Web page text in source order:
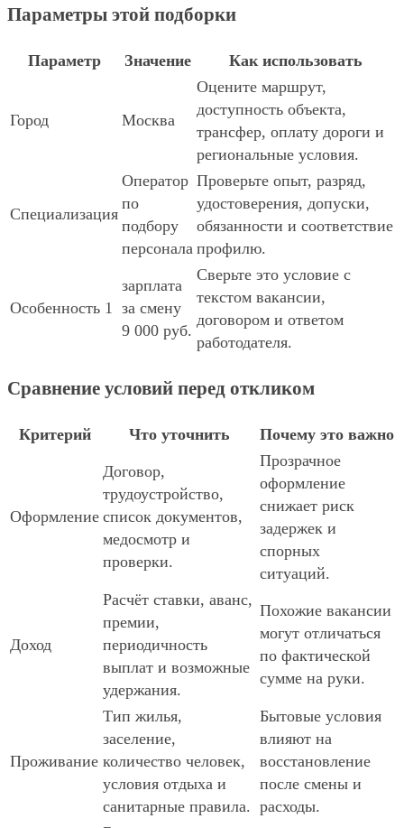
Параметры этой подборки
Параметр Значение Как использовать
Город Москва
Оцените маршрут,
доступность объекта,
трансфер, оплату дороги и
региональные условия.
Специализация
Оператор
по
подбору
персонала
Проверьте опыт, разряд,
удостоверения, допуски,
обязанности и соответствие
профилю.
Особенность 1
зарплата
за смену
9 000 руб.
Сверьте это условие с
текстом вакансии,
договором и ответом
работодателя.
Сравнение условий перед откликом
Критерий Что уточнить Почему это важно
Оформление
Договор,
трудоустройство,
список документов,
медосмотр и
проверки.
Прозрачное
оформление
снижает риск
задержек и
спорных
ситуаций.
Доход
Расчёт ставки, аванс,
премии,
периодичность
выплат и возможные
удержания.
Похожие вакансии
могут отличаться
по фактической
сумме на руки.
Проживание
Тип жилья,
заселение,
количество человек,
условия отдыха и
санитарные правила.
Бытовые условия
влияют на
восстановление
после смены и
расходы.